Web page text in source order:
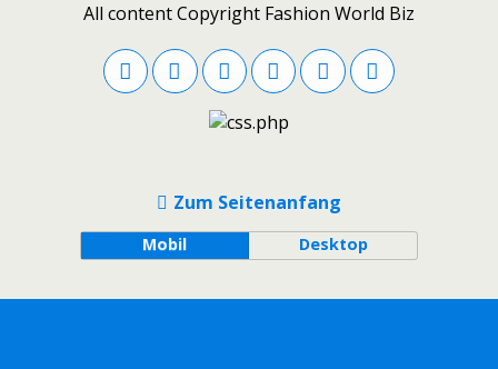
All content Copyright Fashion World Biz
Zum Seitenanfang
Mobil Desktop